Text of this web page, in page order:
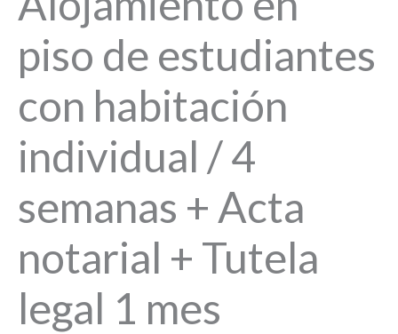
piso de estudiantes
con habitación
individual / 4
semanas + Acta
notarial + Tutela
legal 1 mes